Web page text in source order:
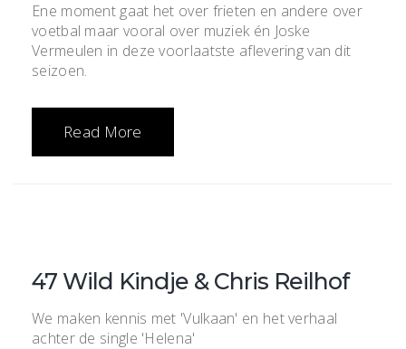
Ene moment gaat het over frieten en andere over
voetbal maar vooral over muziek én Joske
Vermeulen in deze voorlaatste aflevering van dit
seizoen.
Read More
47 Wild Kindje & Chris Reilhof
We maken kennis met 'Vulkaan' en het verhaal
achter de single 'Helena'